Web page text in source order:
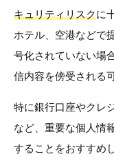
キュリティリスクに
ホテル、空港などで
号化されていない場
信内容を傍受される
特に銀行口座やクレ
など、重要な個人情
することをおすすめ